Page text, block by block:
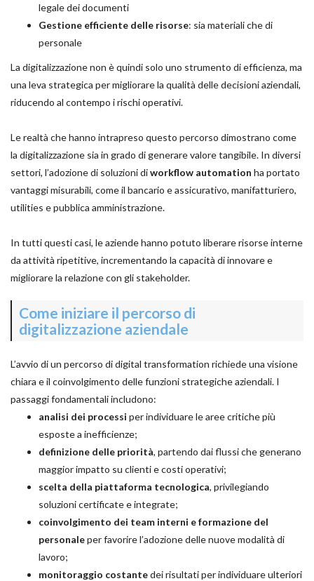
legale dei documenti
Gestione efficiente delle risorse: sia materiali che di
personale
La digitalizzazione non è quindi solo uno strumento di efficienza, ma
una leva strategica per migliorare la qualità delle decisioni aziendali,
riducendo al contempo i rischi operativi.
Le realtà che hanno intrapreso questo percorso dimostrano come
la digitalizzazione sia in grado di generare valore tangibile. In diversi
settori, l’adozione di soluzioni diworkflow automation ha portato
vantaggi misurabili, come il bancario e assicurativo, manifatturiero,
utilities e pubblica amministrazione.
In tutti questi casi, le aziende hanno potuto liberare risorse interne
da attività ripetitive, incrementando la capacità di innovare e
migliorare la relazione con gli stakeholder.
Come iniziare il percorso di
digitalizzazione aziendale
L’avvio di un percorso di digital transformation richiede una visione
chiara e il coinvolgimento delle funzioni strategiche aziendali. I
passaggi fondamentali includono:
analisi dei processi per individuare le aree critiche più
esposte a inefficienze;
definizione delle priorità, partendo dai flussi che generano
maggior impatto su clienti e costi operativi;
scelta della piattaforma tecnologica, privilegiando
soluzioni certificate e integrate;
coinvolgimento dei team interni e formazione del
personaleper favorire l’adozione delle nuove modalità di
lavoro;
monitoraggio costantedei risultati per individuare ulteriori